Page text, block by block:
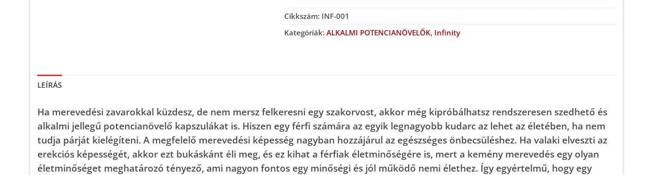
Cikkszám: INF-001
Kategóriák:ALKALMI POTENCIANÖVELŐK, Infinity
LEÍRÁS
Ha merevedési zavarokkal küzdesz, de nem mersz felkeresni egy szakorvost, akkor még kipróbálhatsz rendszeresen szedhető és
alkalmi jellegű potencianövelő kapszulákat is. Hiszen egy férfi számára az egyik legnagyobb kudarc az lehet az életében, ha nem
tudja párját kielégíteni. A megfelelő merevedési képesség nagyban hozzájárul az egészséges önbecsüléshez. Ha valaki elveszti az
erekciós képességét, akkor ezt bukáskánt éli meg, és ez kihat a férfiak életminőségére is, mert a kemény merevedés egy olyan
életminőséget meghatározó tényező, ami nagyon fontos egy minőségi és jól működő nemi élethez. Így egyértelmű, hogy egy